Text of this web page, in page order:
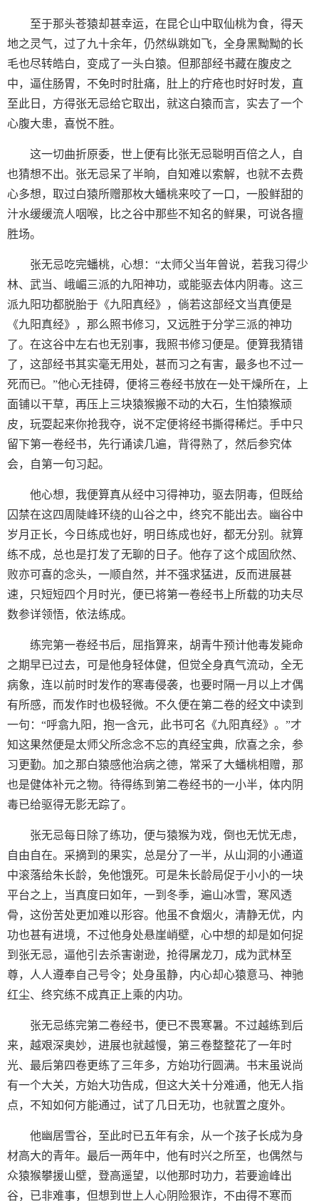
至于那头苍猿却甚幸运，在昆仑山中取仙桃为食，得天
地之灵气，过了九十余年，仍然纵跳如飞，全身黑黝黝的长
毛也尽转皓白，变成了一头白猿。但那部经书藏在腹皮之
中，逼住肠胃，不免时时肚痛，肚上的疔疮也时好时发，直
至此日，方得张无忌给它取出，就这白猿而言，实去了一个
心腹大患，喜悦不胜。
这一切曲折原委，世上便有比张无忌聪明百倍之人，自
也猜想不出。张无忌呆了半晌，自知难以索解，也就不去费
心多想，取过白猿所赠那枚大蟠桃来咬了一口，一股鲜甜的
汁水缓缓流人咽喉，比之谷中那些不知名的鲜果，可说各擅
胜场。
张无忌吃完蟠桃，心想：“太师父当年曾说，若我习得少
林、武当、峨嵋三派的九阳神功，或能驱去体内阴毒。这三
派九阳功都脱胎于《九阳真经》，倘若这部经文当真便是
《九阳真经》，那么照书修习，又远胜于分学三派的神功
了。在这谷中左右也无别事，我照书修习便是。便算我猜错
了，这部经书其实毫无用处，甚而习之有害，最多也不过一
死而已。”他心无挂碍，便将三卷经书放在一处干燥所在，上
面铺以干草，再压上三块猿猴搬不动的大石，生怕猿猴顽
皮，玩耍起来你抢我夺，说不定便将经书撕得稀烂。手中只
留下第一卷经书，先行诵读几遍，背得熟了，然后参究体
会，自第一句习起。
他心想，我便算真从经中习得神功，驱去阴毒，但既给
囚禁在这四周陡峰环绕的山谷之中，终究不能出去。幽谷中
岁月正长，今日练成也好，明日练成也好，都无分别。就算
练不成，总也是打发了无聊的日子。他存了这个成固欣然、
败亦可喜的念头，一顺自然，并不强求猛进，反而进展甚
速，只短短四个月时光，便已将第一卷经书上所载的功夫尽
数参详领悟，依法练成。
练完第一卷经书后，屈指算来，胡青牛预计他毒发毙命
之期早已过去，可是他身轻体健，但觉全身真气流动，全无
病象，连以前时时发作的寒毒侵袭，也要时隔一月以上才偶
有所感，而发作时也极轻微。不久便在第二卷的经文中读到
一句：“呼翕九阳，抱一含元，此书可名《九阳真经》。”才
知这果然便是太师父所念念不忘的真经宝典，欣喜之余，参
习更勤。加之那白猿感他治病之德，常采了大蟠桃相赠，那
也是健体补元之物。待得练到第二卷经书的一小半，体内阴
毒已给驱得无影无踪了。
张无忌每日除了练功，便与猿猴为戏，倒也无忧无虑，
自由自在。采摘到的果实，总是分了一半，从山洞的小通道
中滚落给朱长龄，免他饿死。可是朱长龄局促于小小的一块
平台之上，当真度曰如年，一到冬季，遍山冰雪，寒风透
骨，这份苦处更加难以形容。他虽不食烟火，清静无优，内
功也甚有进境，不过他身处悬崖峭壁，心中想的却是如何捉
到张无忌，逼他引去杀害谢逊，抢得屠龙刀，成为武林至
尊，人人遵奉自己号令；处身虽静，内心却心猿意马、神驰
红尘、终究练不成真正上乘的内功。
张无忌练完第二卷经书，便已不畏寒暑。不过越练到后
来，越艰深奥妙，进展也就越慢，第三卷整整花了一年时
光、最后第四卷更练了三年多，方始功行圆满。书末虽说尚
有一个大关，方始大功告成，但这大关十分难通，他无人指
点，不知如何方能通过，试了几日无功，也就置之度外。
他幽居雪谷，至此时已五年有余，从一个孩子长成为身
材高大的青年。最后一两年中，他有时兴之所至，也偶然与
众猿猴攀援山壁，登高遥望，以他那时功力，若要逾峰出
谷，已非难事，但想到世上人心阴险狠诈，不由得不寒而